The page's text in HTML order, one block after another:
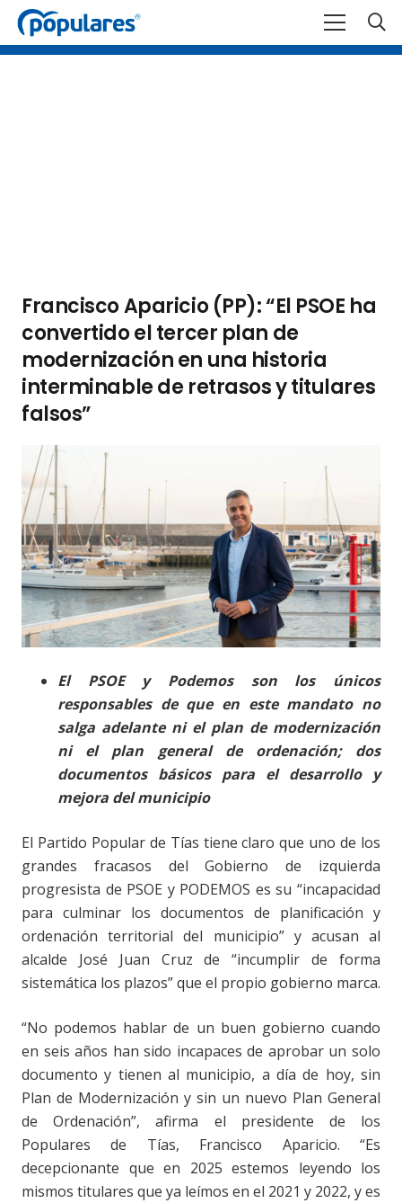
Francisco Aparicio (PP): “El PSOE ha
convertido el tercer plan de
modernización en una historia
interminable de retrasos y titulares
falsos”
El PSOE y Podemos son los únicos
responsables de que en este mandato no
salga adelante ni el plan de modernización
ni el plan general de ordenación; dos
documentos básicos para el desarrollo y
mejora del municipio
El Partido Popular de Tías tiene claro que uno de los
grandes fracasos del Gobierno de izquierda
progresista de PSOE y PODEMOS es su “incapacidad
para culminar los documentos de planificación y
ordenación territorial del municipio” y acusan al
alcalde José Juan Cruz de “incumplir de forma
sistemática los plazos” que el propio gobierno marca.
“No podemos hablar de un buen gobierno cuando
en seis años han sido incapaces de aprobar un solo
documento y tienen al municipio, a día de hoy, sin
Plan de Modernización y sin un nuevo Plan General
de Ordenación”, afirma el presidente de los
Populares de Tías, Francisco Aparicio. “Es
decepcionante que en 2025 estemos leyendo los
mismos titulares que ya leímos en el 2021 y 2022, y es